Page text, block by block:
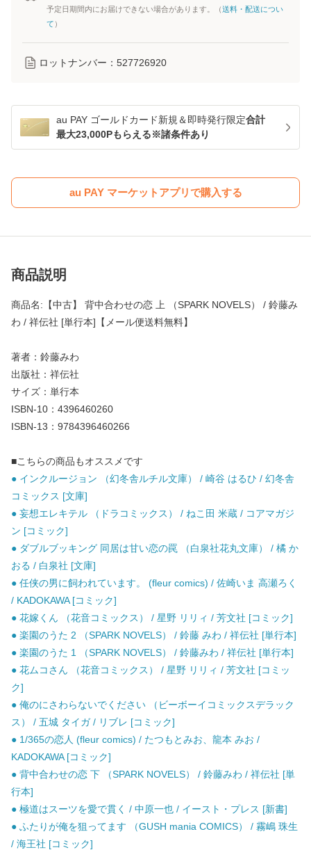
予定日期間内にお届けできない場合があります。（送料・配送につい
て ）
ロットナンバー： 527726920
au PAY ゴールドカード新規＆即時発行限定合計
最大23,000Pもらえる※諸条件あり
au PAY マーケットアプリで購入する
商品説明
商品名:【中古】 背中合わせの恋 上 （SPARK NOVELS） / 鈴藤み
わ / 祥伝社 [単行本]【メール便送料無料】
著者：鈴藤みわ
出版社：祥伝社
サイズ：単行本
ISBN-10：4396460260
ISBN-13：9784396460266
■こちらの商品もオススメです
● インクルージョン （幻冬舎ルチル文庫） / 崎谷 はるひ / 幻冬舎
コミックス [文庫]
● 妄想エレキテル （ドラコミックス） / ねこ田 米蔵 / コアマガジ
ン [コミック]
● ダブルブッキング 同居は甘い恋の罠 （白泉社花丸文庫） / 橘 か
おる / 白泉社 [文庫]
● 任侠の男に飼われています。 (fleur comics) / 佐崎いま 高瀬ろく
/ KADOKAWA [コミック]
● 花嫁くん （花音コミックス） / 星野 リリィ / 芳文社 [コミック]
● 楽園のうた 2 （SPARK NOVELS） / 鈴藤 みわ / 祥伝社 [単行本]
● 楽園のうた 1 （SPARK NOVELS） / 鈴藤みわ / 祥伝社 [単行本]
● 花ムコさん （花音コミックス） / 星野 リリィ / 芳文社 [コミッ
ク]
● 俺のにさわらないでください （ビーボーイコミックスデラック
ス） / 五城 タイガ / リブレ [コミック]
● 1/365の恋人 (fleur comics) / たつもとみお、龍本 みお /
KADOKAWA [コミック]
● 背中合わせの恋 下 （SPARK NOVELS） / 鈴藤みわ / 祥伝社 [単
行本]
● 極道はスーツを愛で貫く / 中原一也 / イースト・プレス [新書]
● ふたりが俺を狙ってます （GUSH mania COMICS） / 霧嶋 珠生
/ 海王社 [コミック]